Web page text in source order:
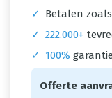
✓
Betalen
✓ 222.000+
✓
100%
Offerte